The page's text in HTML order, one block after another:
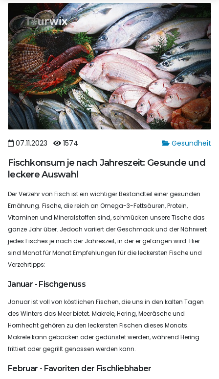
Gesundheit
07.11.2023 1574
Fischkonsum je nach Jahreszeit: Gesunde und
leckere Auswahl
Der Verzehr von Fisch ist ein wichtiger Bestandteil einer gesunden
Ernährung. Fische, die reich an Omega-3-Fettsäuren, Protein,
Vitaminen und Mineralstoffen sind, schmücken unsere Tische das
ganze Jahr über. Jedoch variiert der Geschmack und der Nährwert
jedes Fisches je nach der Jahreszeit, in der er gefangen wird. Hier
sind Monat für Monat Empfehlungen für die leckersten Fische und
Verzehrtipps:
Januar - Fischgenuss
Januar ist voll von köstlichen Fischen, die uns in den kalten Tagen
des Winters das Meer bietet. Makrele, Hering, Meeräsche und
Hornhecht gehören zu den leckersten Fischen dieses Monats.
Makrele kann gebacken oder gedünstet werden, während Hering
frittiert oder gegrillt genossen werden kann.
Februar - Favoriten der Fischliebhaber